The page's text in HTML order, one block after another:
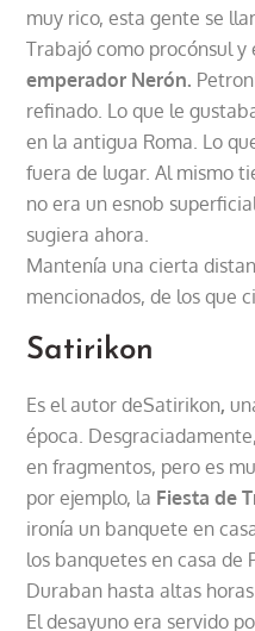
muy rico, esta gente se
Trabajó como procónsul
emperador Nerón.
refinado. Lo que le
en la antigua Roma. Lo
fuera de lugar. Al mismo
no era un esnob
sugiera ahora.
Mantenía una cierta
mencionados, de los que
Satirikon
Es el autor deSatirikon,
época.
en fragmentos, pero es
por ejemplo, la Fiesta de
ironía un banquete en
los banquetes en casa de
Duraban hasta altas horas
El desayuno era servido